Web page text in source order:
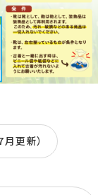
更新）